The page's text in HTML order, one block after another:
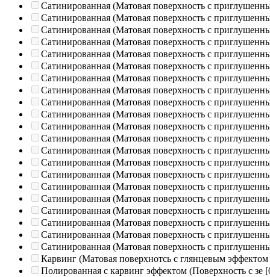
Сатинированная (Матовая поверхность с
Сатинированная (Матовая поверхность с
Сатинированная (Матовая поверхность с
Сатинированная (Матовая поверхность с
Сатинированная (Матовая поверхность с
Сатинированная (Матовая поверхность с
Сатинированная (Матовая поверхность с
Сатинированная (Матовая поверхность с
Сатинированная (Матовая поверхность с
Сатинированная (Матовая поверхность с
Сатинированная (Матовая поверхность с
Сатинированная (Матовая поверхность с
Сатинированная (Матовая поверхность с
Сатинированная (Матовая поверхность с
Сатинированная (Матовая поверхность с
Сатинированная (Матовая поверхность с
Сатинированная (Матовая поверхность с
Сатинированная (Матовая поверхность с
Сатинированная (Матовая поверхность с
Сатинированная (Матовая поверхность с
Сатинированная (Матовая поверхность с
Карвинг (Матовая поверхнотсь с глянцевым эффектом
Полированная c карвинг эффектом (Поверхность с зе